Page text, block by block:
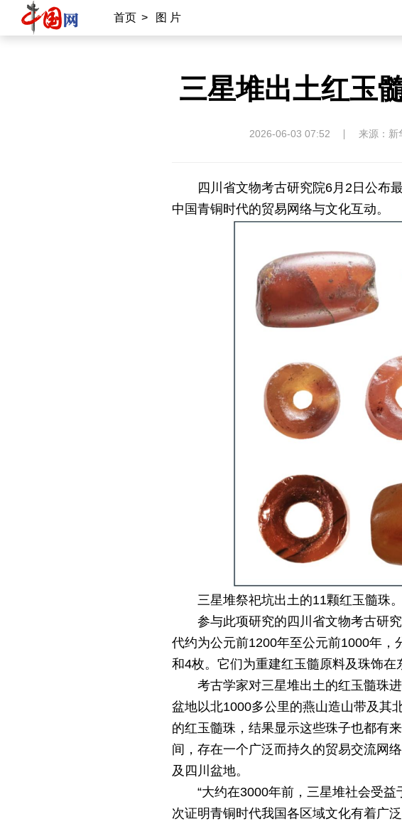
首页 > 图 片
三星堆出土红玉
2026-06-03 07:52 来源：新
四川省文物考古研究院6月2日公布
中国青铜时代的贸易网络与文化互动。
三星堆祭祀坑出土的11颗红玉髓珠
参与此项研究的四川省文物考古研
代约为公元前1200年至公元前1000年
和4枚。它们为重建红玉髓原料及珠饰在
考古学家对三星堆出土的红玉髓珠
盆地以北1000多公里的燕山造山带及其
的红玉髓珠，结果显示这些珠子也都有
间，存在一个广泛而持久的贸易交流网
及四川盆地。
“大约在3000年前，三星堆社会受
次证明青铜时代我国各区域文化有着广